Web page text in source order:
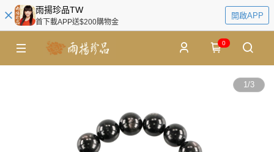
雨揚珍品TW
首下載APP送$200購物金
開啟APP
0
1/3